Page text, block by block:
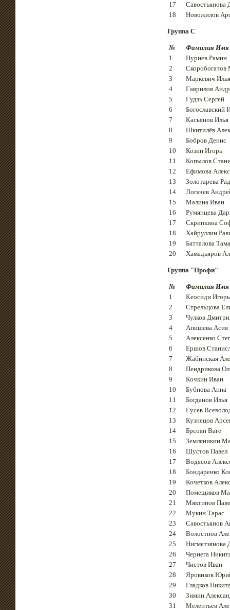
17
Савостьянова
18
Новожилов
Группа C
№
Фамилия Имя
1
Нуриев Рамин
2
Скоробогатов
3
Маркевич Илья
4
Гаврилов
5
Гудзь Сергей
6
Богославский
7
Касьянов Илья
8
Шкитилёв
9
Бобров Денис
10
Козин Игорь
11
Копылов
12
Ефимова
13
Золотарева
14
Логачев
15
Малина Иван
16
Румянцева
17
Скрипкина
18
Хайруллин
19
Батталова
20
Хамадьяров
Группа "Профи"
№
Фамилия Имя
1
Кеосиди Игорь
2
Стрельцова
3
Чулков
4
Апишева Асия
5
Алексенко
6
Ершов
7
Жабинская
8
Пендрикова
9
Кочкин Иван
10
Бубнова Анна
11
Богданов Илья
12
Гусев
13
Кузнецов
14
Брсоян Ваге
15
Земляникин
16
Шустов Павел
17
Водясов
18
Бондаренко
19
Кочетков
20
Помещиков
21
Мяктинов
22
Мукин Тарас
23
Савостьянов
24
Волостнов
25
Нигметзянова
26
Чернега
27
Чистов Иван
28
Яровиков
29
Гладков
30
Зимин
31
Мелентьев